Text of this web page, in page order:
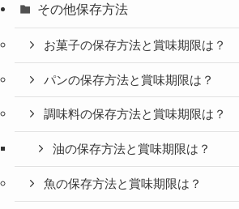
その他保存方法
お菓子の保存方法と賞味期限は？
パンの保存方法と賞味期限は？
調味料の保存方法と賞味期限は？
油の保存方法と賞味期限は？
魚の保存方法と賞味期限は？